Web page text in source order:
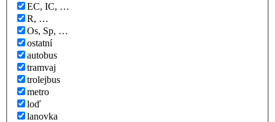
EC, IC, …
R, …
Os, Sp, …
ostatní
autobus
tramvaj
trolejbus
metro
loď
lanovka